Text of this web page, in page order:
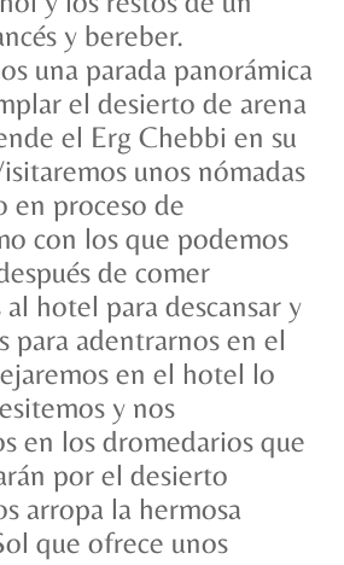
y bereber.
una parada panorámica
el desierto de arena
el Erg Chebbi en su
unos nómadas
en proceso de
con los que podemos
de comer
hotel para descansar y
para adentrarnos en el
en el hotel lo
y nos
en los dromedarios que
por el desierto
arropa la hermosa
que ofrece unos